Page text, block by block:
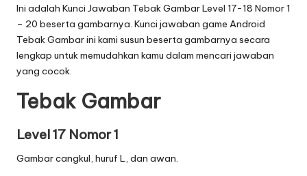
Ini adalah Kunci Jawaban Tebak Gambar Level 17-18 Nomor 1
– 20 beserta gambarnya. Kunci jawaban game Android
Tebak Gambar ini kami susun beserta gambarnya secara
lengkap untuk memudahkan kamu dalam mencari jawaban
yang cocok.
Tebak Gambar
Level 17 Nomor 1
Gambar cangkul, huruf L, dan awan.